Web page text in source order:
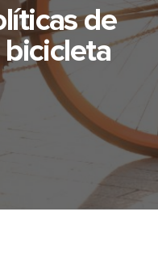
de
bicicleta